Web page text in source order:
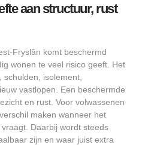
aan structuur, rust
Fryslân komt beschermd
wonen te veel risico geeft. Het
isolement,
vastlopen. Een beschermde
en rust. Voor volwassenen
maken wanneer het
Daarbij wordt steeds
zijn en waar juist extra